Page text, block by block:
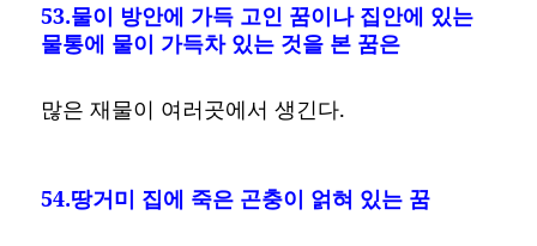
53.물이 방안에 가득 고인 꿈이나 집안에 있는
물통에 물이 가득차 있는 것을 본 꿈은
많은 재물이 여러곳에서 생긴다.
54.땅거미 집에 죽은 곤충이 얽혀 있는 꿈